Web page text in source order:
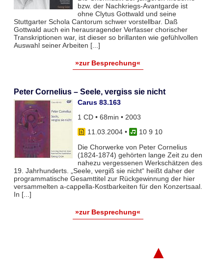
bzw. der Nachkriegs-Avantgarde ist
ohne Clytus Gottwald und seine
Stuttgarter Schola Cantorum schwer vorstellbar. Daß
Gottwald auch ein herausragender Verfasser chorischer
Transkriptionen war, ist dieser so brillanten wie gefühlvollen
Auswahl seiner Arbeiten [...]
»zur Besprechung«
Peter Cornelius – Seele, vergiss sie nicht
Carus 83.163
1 CD • 68min • 2003
11.03.2004•
10 9 10
Die Chorwerke von Peter Cornelius
(1824-1874) gehörten lange Zeit zu den
nahezu vergessenen Werkschätzen des
19. Jahrhunderts. „Seele, vergiß sie nicht“ heißt daher der
programmatische Gesamttitel zur Rückgewinnung der hier
versammelten a-cappella-Kostbarkeiten für den Konzertsaal.
In [...]
»zur Besprechung«
▲